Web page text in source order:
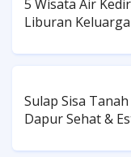
5 Wisata Air
Liburan Keluarga
Sulap Sisa
Dapur Sehat &